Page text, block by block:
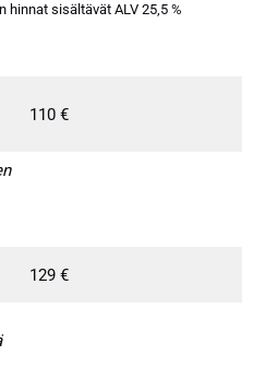
hinnat sisältävät ALV 25,5 %
110 €
129 €